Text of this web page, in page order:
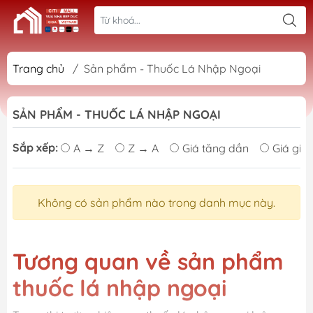
Trang chủ / Sản phẩm - Thuốc Lá Nhập Ngoại
SẢN PHẨM - THUỐC LÁ NHẬP NGOẠI
Sắp xếp: A → Z Z → A Giá tăng dần Giá
Không có sản phẩm nào trong danh mục này.
Tương quan về sản phẩm
thuốc lá nhập ngoại